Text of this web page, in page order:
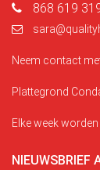
868 619
Neem contact
Plattegrond
Elke week
NIEUWSBRIEF